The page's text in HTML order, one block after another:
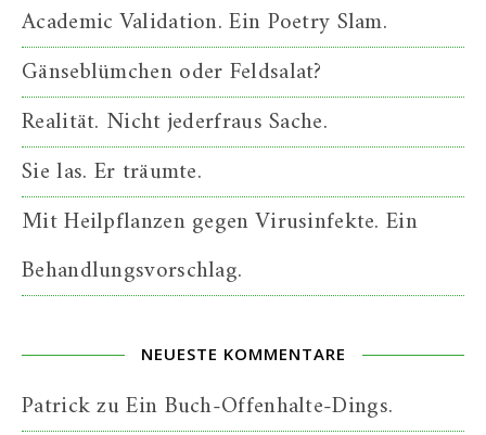
Academic Validation. Ein Poetry Slam.
Gänseblümchen oder Feldsalat?
Realität. Nicht jederfraus Sache.
Sie las. Er träumte.
Mit Heilpflanzen gegen Virusinfekte. Ein
Behandlungsvorschlag.
NEUESTE KOMMENTARE
PatrickzuEin Buch-Offenhalte-Dings.